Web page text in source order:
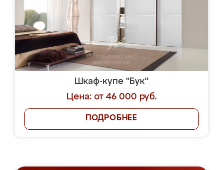
Шкаф-купе "Бук"
Цена: от 46 000 руб.
ПОДРОБНЕЕ